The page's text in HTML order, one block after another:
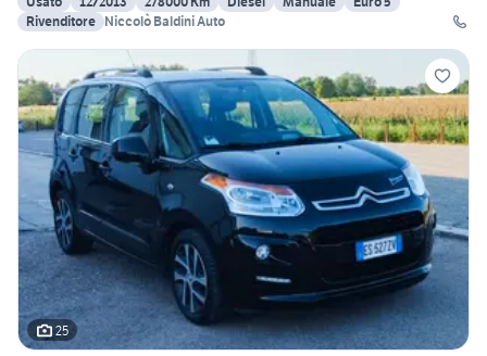
Rivenditore Niccolò Baldini Auto
25